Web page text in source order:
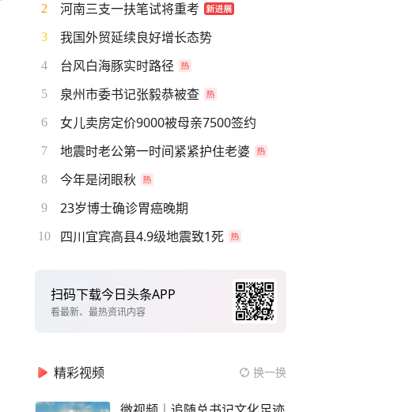
2 河南三支一扶笔试将重考
3 我国外贸延续良好增长态势
4 台风白海豚实时路径
5 泉州市委书记张毅恭被查
6 女儿卖房定价9000被母亲7500签约
7 地震时老公第一时间紧紧护住老婆
8 今年是闭眼秋
9 23岁博士确诊胃癌晚期
10 四川宜宾高县4.9级地震致1死
扫码下载今日头条APP
看最新、最热资讯内容
精彩视频 换一换